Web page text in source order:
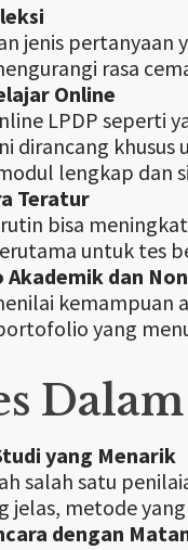
jenis pertanyaan
rasa
Online
LPDP seperti
dirancang
lengkap dan
Teratur
bisa
untuk tes
dan
yang
yang Menarik
salah satu
jelas, metode
dengan